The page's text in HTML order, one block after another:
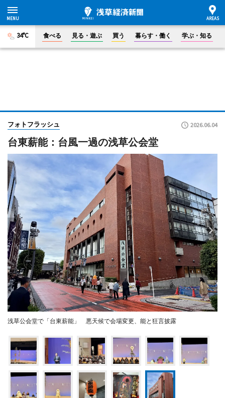
34°C 食べる 見る・遊ぶ 買う 暮らす・働く 学ぶ・知る
フォトフラッシュ 2026.06.04
台東薪能：台風一過の浅草公会堂
浅草公会堂で「台東薪能」 悪天候で会場変更、能と狂言披露